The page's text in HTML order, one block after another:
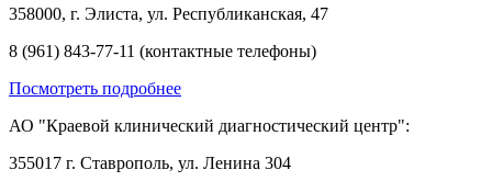
358000, г. Элиста, ул. Республиканская, 47
8 (961) 843-77-11 (контактные телефоны)
Посмотреть подробнее
АО "Краевой клинический диагностический центр":
355017 г. Ставрополь, ул. Ленина 304